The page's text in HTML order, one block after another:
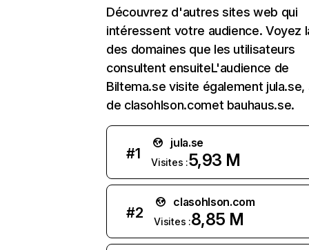
Découvrez d'autres sites web qui
intéressent votre audience. Voyez
des domaines que les utilisateurs
consultent ensuiteL'audience de
Biltema.se visite également jula.se,
de clasohlson.comet bauhaus.se.
#1
jula.se
Visites :5,93 M
#2
clasohlson.com
Visites :8,85 M